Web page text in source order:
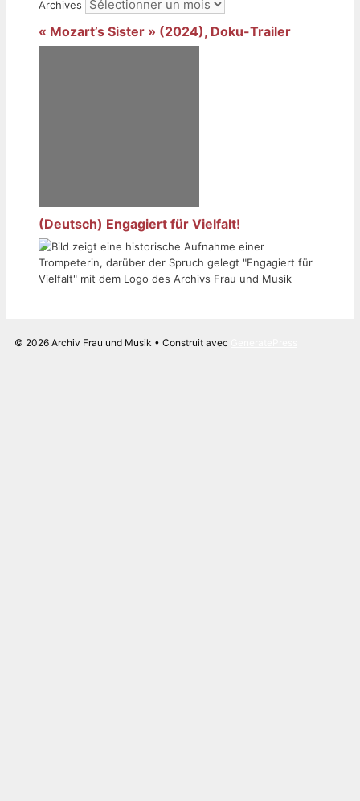
Archives
« Mozart’s Sister » (2024), Doku-Trailer
(Deutsch) Engagiert für Vielfalt!
© 2026 Archiv Frau und Musik • Construit avec